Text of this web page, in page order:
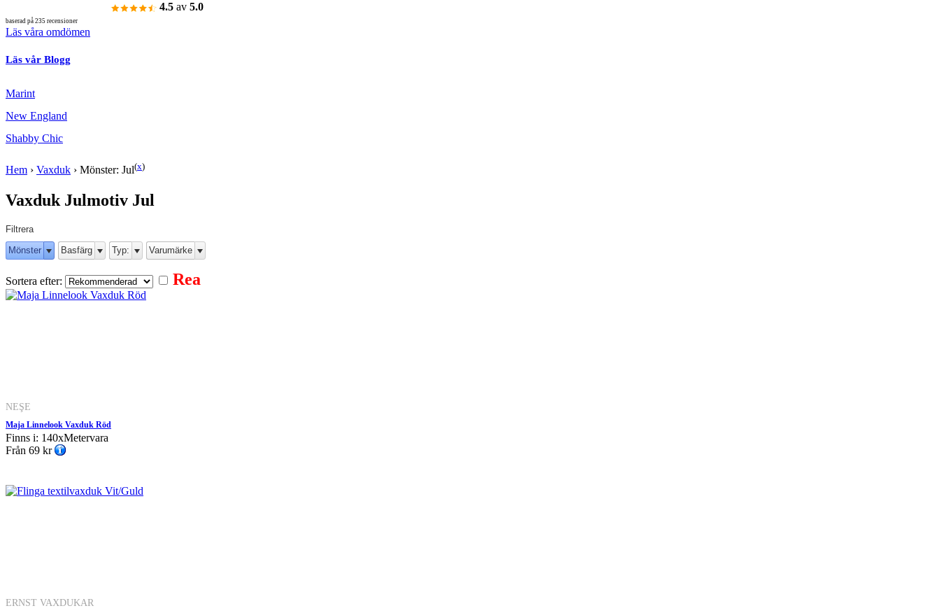
4.5 av 5.0
baserad på 235 recensioner
Läs våra omdömen
Läs vår Blogg
Marint
New England
Shabby Chic
Hem › Vaxduk › Mönster: Jul(x)
Vaxduk Julmotiv Jul
Filtrera
Mönster
Basfärg Typ: Varumärke
Sortera efter: Rea
NEŞE
Maja Linnelook Vaxduk Röd
Finns i: 140xMetervara
Från 69 kr
ERNST VAXDUKAR